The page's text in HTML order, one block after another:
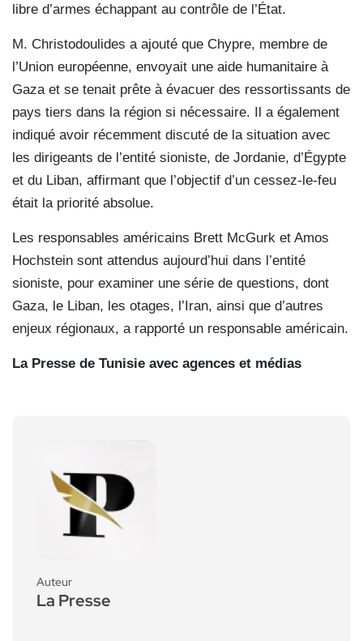
libre d’armes échappant au contrôle de l’État.
M. Christodoulides a ajouté que Chypre, membre de
l’Union européenne, envoyait une aide humanitaire à
Gaza et se tenait prête à évacuer des ressortissants de
pays tiers dans la région si nécessaire. Il a également
indiqué avoir récemment discuté de la situation avec
les dirigeants de l’entité sioniste, de Jordanie, d’Égypte
et du Liban, affirmant que l’objectif d’un cessez-le-feu
était la priorité absolue.
Les responsables américains Brett McGurk et Amos
Hochstein sont attendus aujourd’hui dans l’entité
sioniste, pour examiner une série de questions, dont
Gaza, le Liban, les otages, l’Iran, ainsi que d’autres
enjeux régionaux, a rapporté un responsable américain.
La Presse de Tunisie avec agences et médias
Auteur
La Presse